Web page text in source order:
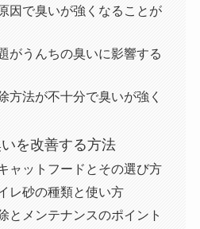
因で臭いが強くなることが
がうんちの臭いに影響する
方法が不十分で臭いが強く
を改善する方法
ャットフードとその選び方
レ砂の種類と使い方
とメンテナンスのポイント